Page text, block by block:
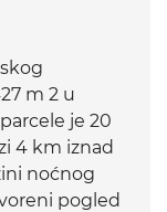
m 2 u
je 20
4 km iznad
noćnog
pogled